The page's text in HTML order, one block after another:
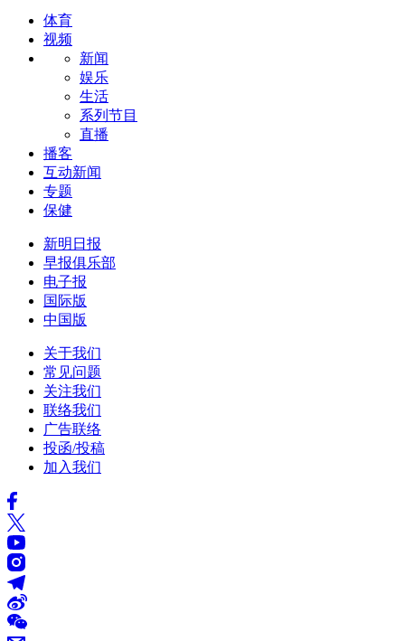
体育
视频
新闻
娱乐
生活
系列节目
直播
播客
互动新闻
专题
保健
新明日报
早报俱乐部
电子报
国际版
中国版
关于我们
常见问题
关注我们
联络我们
广告联络
投函/投稿
加入我们